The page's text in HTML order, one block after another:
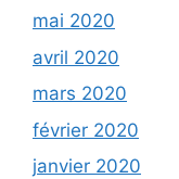
mai 2020
avril 2020
mars 2020
février 2020
janvier 2020